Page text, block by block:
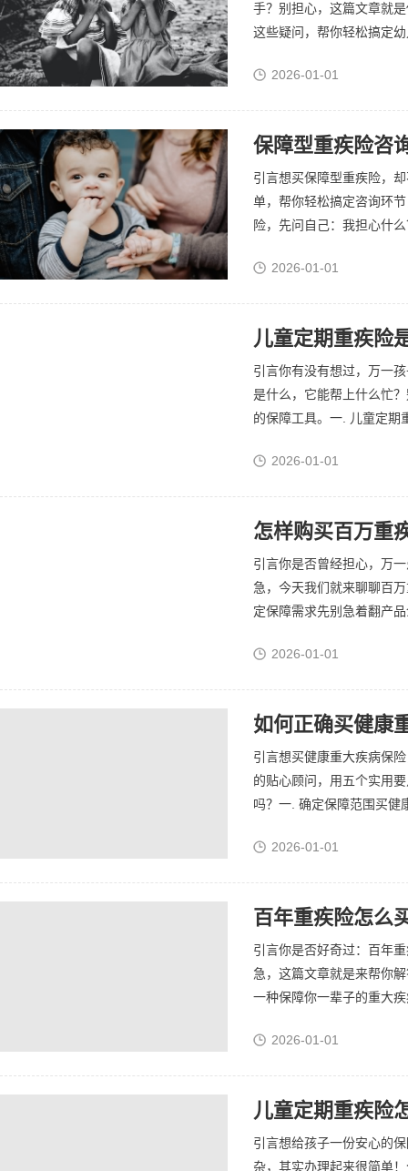
手？别担心，这篇文章就
这些疑问，帮你轻松搞定
2026-01-01
保障型重疾险咨
引言想买保障型重疾险，
单，帮你轻松搞定咨询环
险，先问自己：我担心什
2026-01-01
儿童定期重疾险
引言你有没有想过，万一
是什么，它能帮上什么忙
的保障工具。一. 儿童定期
2026-01-01
怎样购买百万重
引言你是否曾经担心，万
急，今天我们就来聊聊百
定保障需求先别急着翻产
2026-01-01
如何正确买健康
引言想买健康重大疾病保
的贴心顾问，用五个实用
吗？一. 确定保障范围买健
2026-01-01
百年重疾险怎么
引言你是否好奇过：百年
急，这篇文章就是来帮你
一种保障你一辈子的重大
2026-01-01
儿童定期重疾险
引言想给孩子一份安心的
杂，其实办理起来很简单